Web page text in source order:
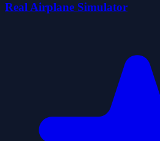
Real Airplane Simulator